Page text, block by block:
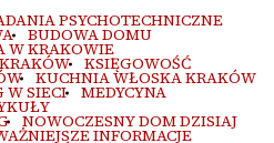
PSYCHOTECHNICZNE
BUDOWA DOMU
W KRAKOWIE
KRAKÓW KSIĘGOWOŚĆ
KUCHNIA WŁOSKA KRAKÓW
W SIECI MEDYCYNA
NOWOCZESNY DOM DZISIAJ
INFORMACJE